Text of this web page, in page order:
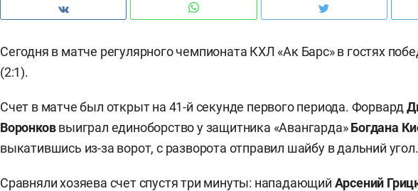
Сегодня в матче регулярного чемпионата КХЛ «Ак Барс» в гостях
(2:1).
Счет в матче был открыт на 41-й секунде первого периода. Форвард
Воронковвыиграл единоборство у защитника «Авангарда»Богдана
выкатившись из-за ворот, с разворота отправил шайбу в дальний угол.
Сравняли хозяева счет спустя три минуты: нападающий Арсений